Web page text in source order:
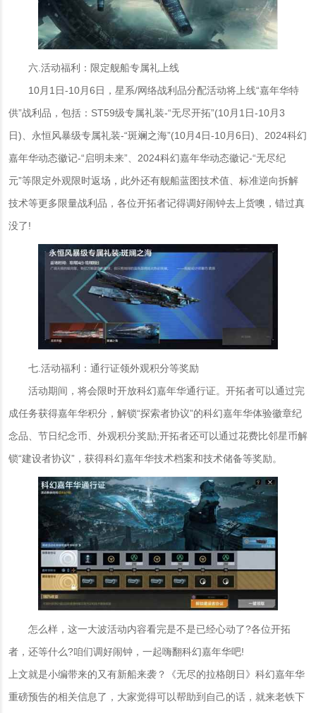
六.活动福利：限定舰船专属礼上线
10月1日-10月6日，星系/网络战利品分配活动将上线“嘉年华特
供”战利品，包括：ST59级专属礼装-“无尽开拓”(10月1日-10月3
日)、永恒风暴级专属礼装-“斑斓之海”(10月4日-10月6日)、2024科幻
嘉年华动态徽记-“启明未来”、2024科幻嘉年华动态徽记-“无尽纪
元”等限定外观限时返场，此外还有舰船蓝图技术值、标准逆向拆解
技术等更多限量战利品，各位开拓者记得调好闹钟去上货噢，错过真
没了!
七.活动福利：通行证领外观积分等奖励
活动期间，将会限时开放科幻嘉年华通行证。开拓者可以通过完
成任务获得嘉年华积分，解锁“探索者协议”的科幻嘉年华体验徽章纪
念品、节日纪念币、外观积分奖励;开拓者还可以通过花费比邻星币解
锁“建设者协议”，获得科幻嘉年华技术档案和技术储备等奖励。
怎么样，这一大波活动内容看完是不是已经心动了?各位开拓
者，还等什么?咱们调好闹钟，一起嗨翻科幻嘉年华吧!
上文就是小编带来的又有新船来袭？《无尽的拉格朗日》科幻嘉年华
重磅预告的相关信息了，大家觉得可以帮助到自己的话，就来老铁下